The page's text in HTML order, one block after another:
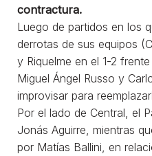
contractura.
Luego de partidos en los
derrotas de sus equipos
y Riquelme en el 1-2
Miguel Ángel Russo y
improvisar para
Por el lado de Central, el
Jonás Aguirre, mientras
por Matías Ballini, en